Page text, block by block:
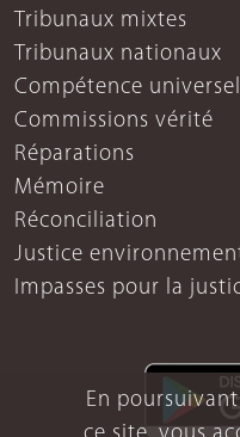
En
Tribunaux mixtes
Tribunaux nationaux
Compétence
Commissions vérité
Réparations
Mémoire
Réconciliation
Justice
Impasses pour la